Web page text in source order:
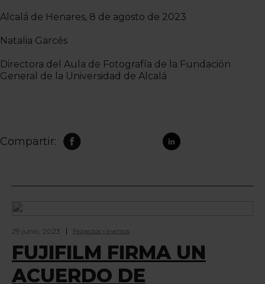
Alcalá de Henares, 8 de agosto de 2023
Natalia Garcés
Directora del Aula de Fotografía de la Fundación
General de la Universidad de Alcalá
Compartir:
29 junio, 2023 Proyectos y eventos
FUJIFILM FIRMA UN
ACUERDO DE